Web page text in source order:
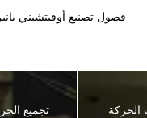
فصول تصنيع أوفيتشيني
الحركة تجميع